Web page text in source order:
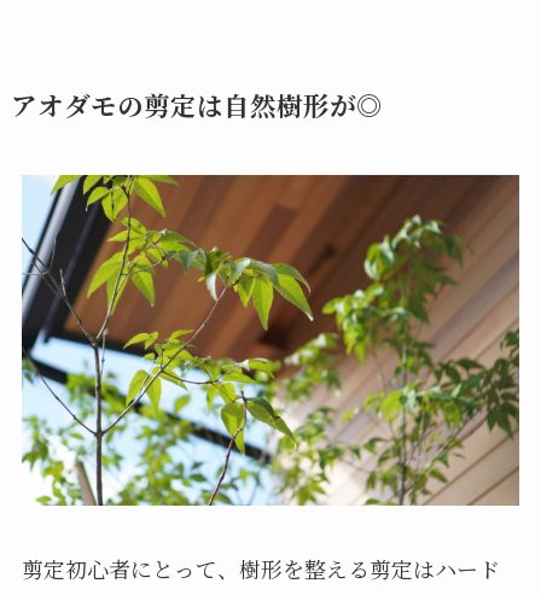
アオダモの剪定は自然樹形が◎
剪定初心者にとって、樹形を整える剪定はハード